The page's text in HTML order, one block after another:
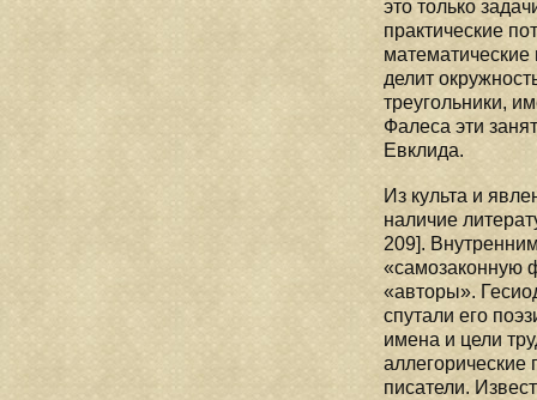
это только
практические
делит
треугольники,
Фалеса эти
Евклида.
Из культа и
наличие
209].
«самозаконную
«авторы».
спутали его
имена и цели
писатели.